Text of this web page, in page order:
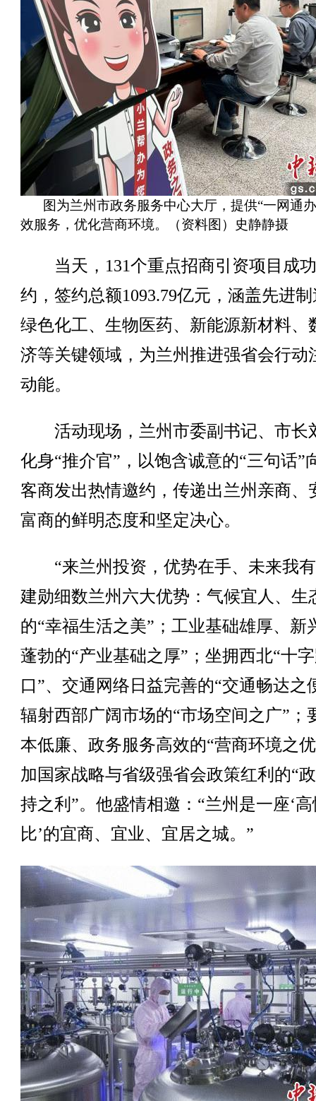
图为兰州市政务服务中心大厅，提供“一网通
效服务，优化营商环境。（资料图）史静静摄
当天，131个重点招商引资项目成
约，签约总额1093.79亿元，涵盖先进
绿色化工、生物医药、新能源新材料、
济等关键领域，为兰州推进强省会行动
动能。
活动现场，兰州市委副书记、市长
化身“推介官”，以饱含诚意的“三句话”
客商发出热情邀约，传递出兰州亲商、
富商的鲜明态度和坚定决心。
“来兰州投资，优势在手、未来我有
建勋细数兰州六大优势：气候宜人、生
的“幸福生活之美”；工业基础雄厚、新
蓬勃的“产业基础之厚”；坐拥西北“十
口”、交通网络日益完善的“交通畅达之
辐射西部广阔市场的“市场空间之广”；
本低廉、政务服务高效的“营商环境之
加国家战略与省级强省会政策红利的“
持之利”。他盛情相邀：“兰州是一座‘
比’的宜商、宜业、宜居之城。”